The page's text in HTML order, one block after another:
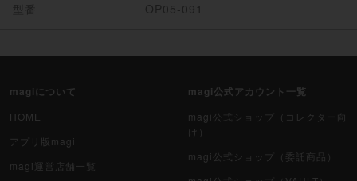
型番 OP05-091
magiについて
HOME
アプリ版magi
magi運営店舗一覧
magi公式アカウント一覧
magi公式ショップ（コレクター向
け）
magi公式ショップ（委託商品）